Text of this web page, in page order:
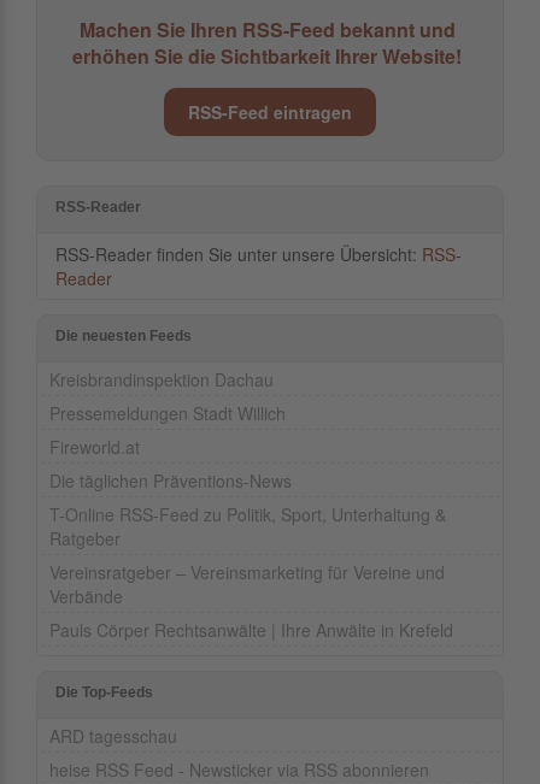
Machen Sie Ihren RSS-Feed bekannt und
erhöhen Sie die Sichtbarkeit Ihrer Website!
RSS-Feed eintragen
RSS-Reader
RSS-Reader finden Sie unter unsere Übersicht: RSS-
Reader
Die neuesten Feeds
Kreisbrandinspektion Dachau
Pressemeldungen Stadt Willich
Fireworld.at
Die täglichen Präventions-News
T-Online RSS-Feed zu Politik, Sport, Unterhaltung &
Ratgeber
Vereinsratgeber – Vereinsmarketing für Vereine und
Verbände
Pauls Cörper Rechtsanwälte | Ihre Anwälte in Krefeld
Die Top-Feeds
ARD tagesschau
heise RSS Feed - Newsticker via RSS abonnieren